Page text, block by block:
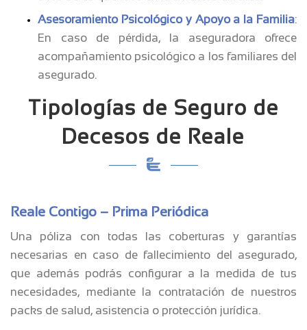
Asesoramiento Psicológico y Apoyo a la Familia:
En caso de pérdida, la aseguradora ofrece
acompañamiento psicológico a los familiares del
asegurado.
Tipologías de Seguro de
Decesos de Reale
Reale Contigo – Prima Periódica
Una póliza con todas las coberturas y garantías
necesarias en caso de fallecimiento del asegurado,
que además podrás configurar a la medida de tus
necesidades, mediante la contratación de nuestros
packs de salud, asistencia o protección jurídica.